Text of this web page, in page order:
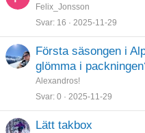
Felix_Jonsson
Svar 16 2025-11-29
Första säsongen i
glömma i
Alexandros!
Svar 0 2025-11-29
Lätt takbox